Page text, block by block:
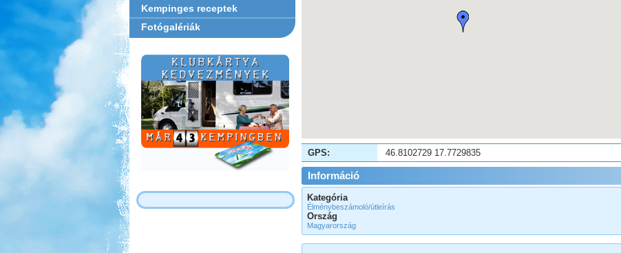
Kempinges receptek
Fotógalériák
GPS: 46.8102729 17.7729835
Információ
Kategória
Élménybeszámoló/útleírás
Ország
Magyarország